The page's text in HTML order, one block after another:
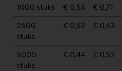
1000 stuks
€ 0,58 € 0,71
2500
stuks
€ 0,52 € 0,63
5000
stuks
€ 0,44 € 0,52